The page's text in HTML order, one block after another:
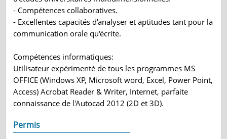
- Compétences collaboratives.
- Excellentes capacités d'analyser et aptitudes tant pour la
communication orale qu'écrite.
Compétences informatiques:
Utilisateur expérimenté de tous les programmes MS
OFFICE (Windows XP, Microsoft word, Excel, Power Point,
Access) Acrobat Reader & Writer, Internet, parfaite
connaissance de l'Autocad 2012 (2D et 3D).
Permis